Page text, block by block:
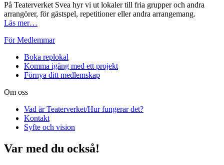
På Teaterverket Svea hyr vi ut lokaler till fria grupper och andra
arrangörer, för gästspel, repetitioner eller andra arrangemang.
Läs mer…
För Medlemmar
Boka replokal
Komma igång med ett projekt
Förnya ditt medlemskap
Om oss
Vad är Teaterverket/Hur fungerar det?
Kontakt
Syfte och vision
Var med du också!